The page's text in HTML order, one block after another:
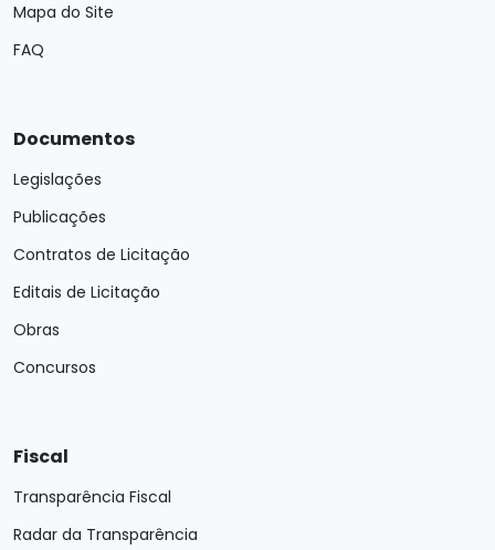
Mapa do Site
FAQ
Documentos
Legislações
Publicações
Contratos de Licitação
Editais de Licitação
Obras
Concursos
Fiscal
Transparência Fiscal
Radar da Transparência